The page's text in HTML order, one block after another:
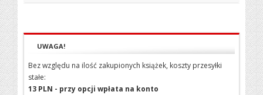
UWAGA!
Bez względu na ilość zakupionych książek, koszty przesyłki
stałe:
13 PLN - przy opcji wpłata na konto